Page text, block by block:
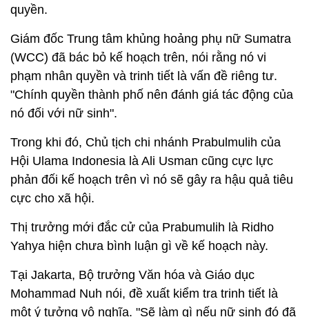
quyền.
Giám đốc Trung tâm khủng hoảng phụ nữ Sumatra
(WCC) đã bác bỏ kế hoạch trên, nói rằng nó vi
phạm nhân quyền và trinh tiết là vấn đề riêng tư.
"Chính quyền thành phố nên đánh giá tác động của
nó đối với nữ sinh".
Trong khi đó, Chủ tịch chi nhánh Prabulmulih của
Hội Ulama Indonesia là Ali Usman cũng cực lực
phản đối kế hoạch trên vì nó sẽ gây ra hậu quả tiêu
cực cho xã hội.
Thị trưởng mới đắc cử của Prabumulih là Ridho
Yahya hiện chưa bình luận gì về kế hoạch này.
Tại Jakarta, Bộ trưởng Văn hóa và Giáo dục
Mohammad Nuh nói, đề xuất kiểm tra trinh tiết là
một ý tưởng vô nghĩa. "Sẽ làm gì nếu nữ sinh đó đã